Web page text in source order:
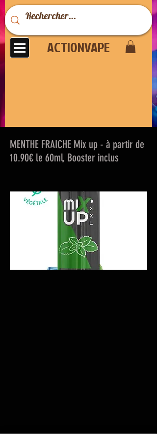
ACTIONVAPE
MENTHE FRAICHE Mix up - à partir de
10.90€ le 60ml, Booster inclus